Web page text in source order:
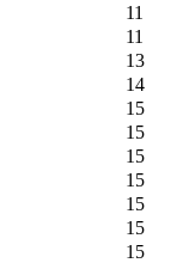
11
11
13
14
15
15
15
15
15
15
15